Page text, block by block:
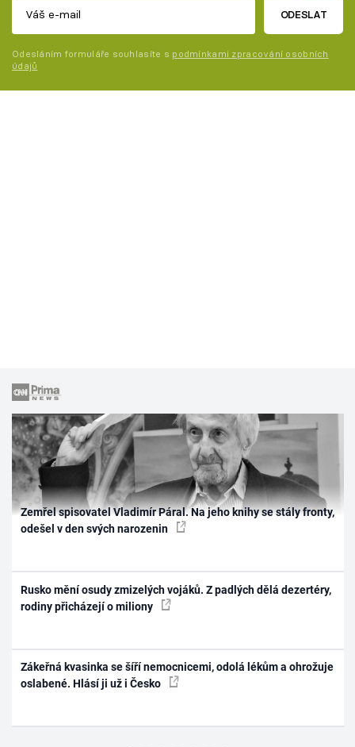
ODESLAT
Odesláním formuláře souhlasíte s podmínkami zpracování osobních
údajů
Zemřel spisovatel Vladimír Páral. Na jeho knihy se stály fronty,
odešel v den svých narozenin
Rusko mění osudy zmizelých vojáků. Z padlých dělá dezertéry,
rodiny přicházejí o miliony
Zákeřná kvasinka se šíří nemocnicemi, odolá lékům a ohrožuje
oslabené. Hlásí ji už i Česko